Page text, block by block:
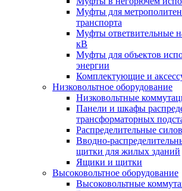
Муфты для
транспорта
Муфты ответвительные
кВ
Муфты для объектов
энергии
Комплектующие и
Низковольтное оборудование
Низковольтные
Панели и шкафы
трансформаторных
Распределительные
Вводно-
щитки для жилых зданий
Ящики и щитки
Высоковольтное оборудование
Высоковольтные